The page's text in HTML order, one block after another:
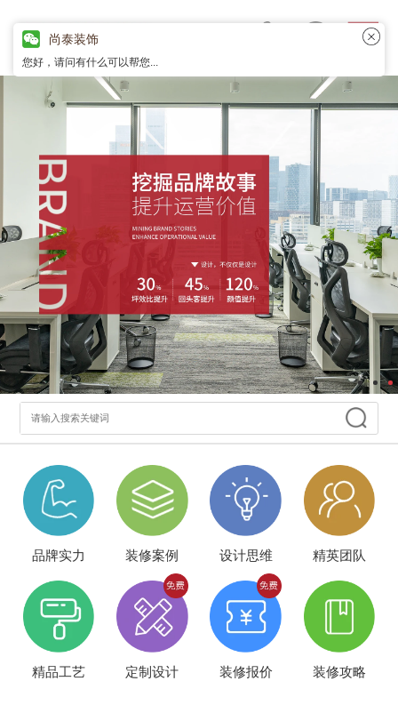
品牌实力 装修案例 设计思维 精英团队
精品工艺 定制设计 装修报价 装修攻略
尚泰装饰
您好，请问有什么可以帮您...